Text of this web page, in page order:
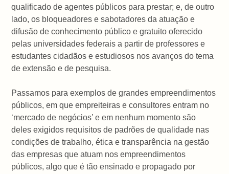
qualificado de agentes públicos para prestar; e, de outro
lado, os bloqueadores e sabotadores da atuação e
difusão de conhecimento público e gratuito oferecido
pelas universidades federais a partir de professores e
estudantes cidadãos e estudiosos nos avanços do tema
de extensão e de pesquisa.
Passamos para exemplos de grandes empreendimentos
públicos, em que empreiteiras e consultores entram no
‘mercado de negócios’ e em nenhum momento são
deles exigidos requisitos de padrões de qualidade nas
condições de trabalho, ética e transparência na gestão
das empresas que atuam nos empreendimentos
públicos, algo que é tão ensinado e propagado por